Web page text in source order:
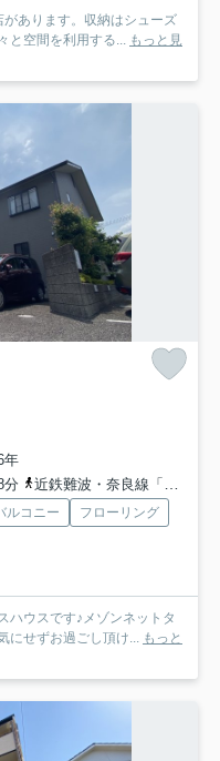
あります。収納はシューズ
と空間を利用する...
もっと見
年
分
近鉄難波・奈良線「学園前」駅 徒歩34分
ルコニー
フローリング
ハウスです♪メゾンネットタ
にせずお過ごし頂け...
もっと